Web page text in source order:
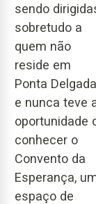
sendo
sobretudo a
quem não
reside em
Ponta Delgada
e nunca teve
oportunidade
conhecer o
Convento da
Esperança,
espaço de